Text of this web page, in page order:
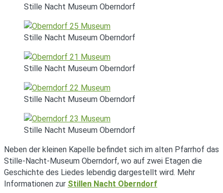
Stille Nacht Museum Oberndorf
Stille Nacht Museum Oberndorf
Stille Nacht Museum Oberndorf
Stille Nacht Museum Oberndorf
Stille Nacht Museum Oberndorf
Neben der kleinen Kapelle befindet sich im alten Pfarrhof das
Stille-Nacht-Museum Oberndorf, wo auf zwei Etagen die
Geschichte des Liedes lebendig dargestellt wird. Mehr
Informationen zur Stillen Nacht Oberndorf